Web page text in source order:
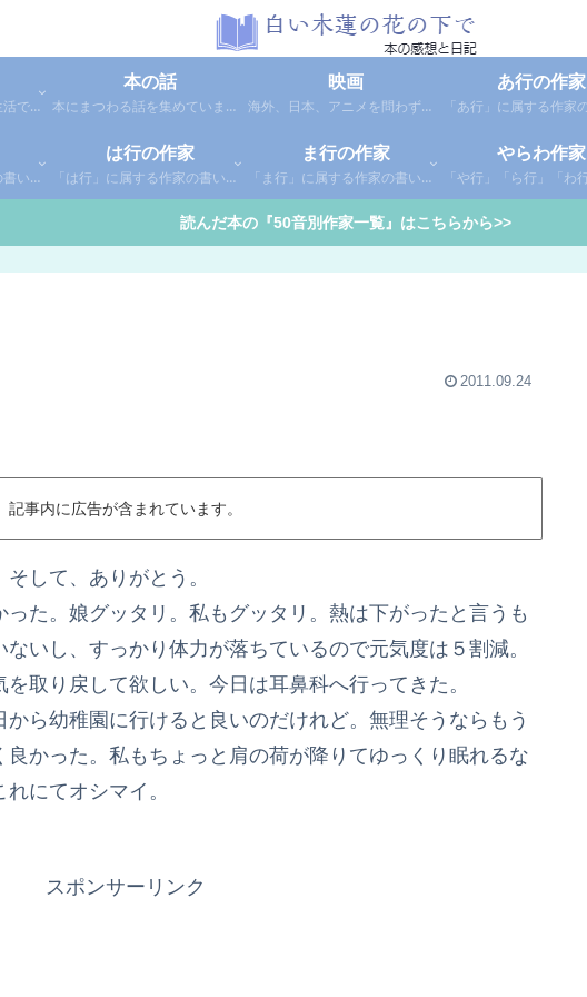
管理人の白蓮が日々の生活で感じた事や考えた事を綴った個人的な日記です。
本の話
本にまつわる話を集めています。1年間に読んだ本の総括や、本に関する話題など。
映画
海外、日本、アニメを問わず映画の感想（レビュー）を綴っています。
あ行の作家
「な行」に属する作家の書いた本の感想です。さらに「な」「に」「ぬ」「ね」「の」に分類していあります。お好きな作家の作品を探してみてください。
は行の作家
「は行」に属する作家の書いた本の感想です。さらに「は」「ひ」「ふ」「へ」「ほ」に分類していあります。お好きな作家の作品を探してみてください。
ま行の作家
「ま行」に属する作家の書いた本の感想です。さらに「ま」「み」「む」「め」「も」に分類していあります。お好きな作家の作品を探してみてください。
やらわ作家
読んだ本の『50音別作家一覧』はこちらから>>
2011.09.24
記事内に広告が含まれています。
して、ありがとう。
た。娘グッタリ。私もグッタリ。熱は下がったと言うも
いし、すっかり体力が落ちているので元気度は５割減。
取り戻して欲しい。今日は耳鼻科へ行ってきた。
ら幼稚園に行けると良いのだけれど。無理そうならもう
良かった。私もちょっと肩の荷が降りてゆっくり眠れるな
にてオシマイ。
スポンサーリンク